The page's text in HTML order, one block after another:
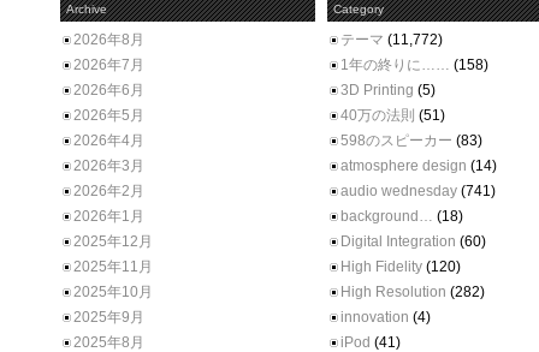
Archive
2026年8月
2026年7月
2026年6月
2026年5月
2026年4月
2026年3月
2026年2月
2026年1月
2025年12月
2025年11月
2025年10月
2025年9月
2025年8月
Category
テーマ (11,772)
1年の終りに…… (158)
3D Printing (5)
40万の法則 (51)
598のスピーカー (83)
atmosphere design (14)
audio wednesday (741)
background… (18)
Digital Integration (60)
High Fidelity (120)
High Resolution (282)
innovation (4)
iPod (41)